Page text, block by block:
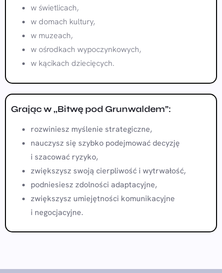
w świetlicach,
w domach kultury,
w muzeach,
w ośrodkach wypoczynkowych,
w kącikach dziecięcych.
Grając w ,,Bitwę pod Grunwaldem”:
rozwiniesz myślenie strategiczne,
nauczysz się szybko podejmować decyzję
i szacować ryzyko,
zwiększysz swoją cierpliwość i wytrwałość,
podniesiesz zdolności adaptacyjne,
zwiększysz umiejętności komunikacyjne
i negocjacyjne.